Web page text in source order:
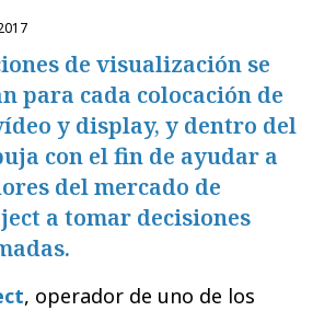
de visualización se
para cada colocación de
y display, y dentro del
con el fin de ayudar a
del mercado de
a tomar decisiones
, operador de uno de los